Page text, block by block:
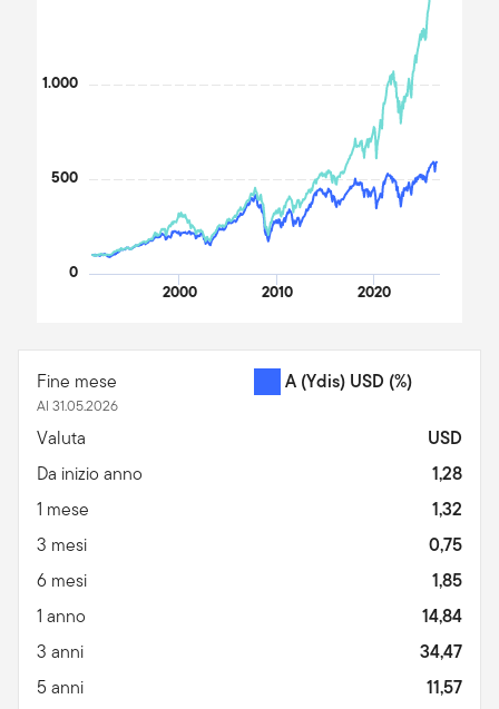
2000 2010 2020
0
500
1.000
Fine mese
Al 31.05.2026
A (Ydis) USD (%)
Valuta
USD
Da inizio anno
1,28
1 mese
1,32
3 mesi
0,75
6 mesi
1,85
1 anno
14,84
3 anni
34,47
5 anni
11,57